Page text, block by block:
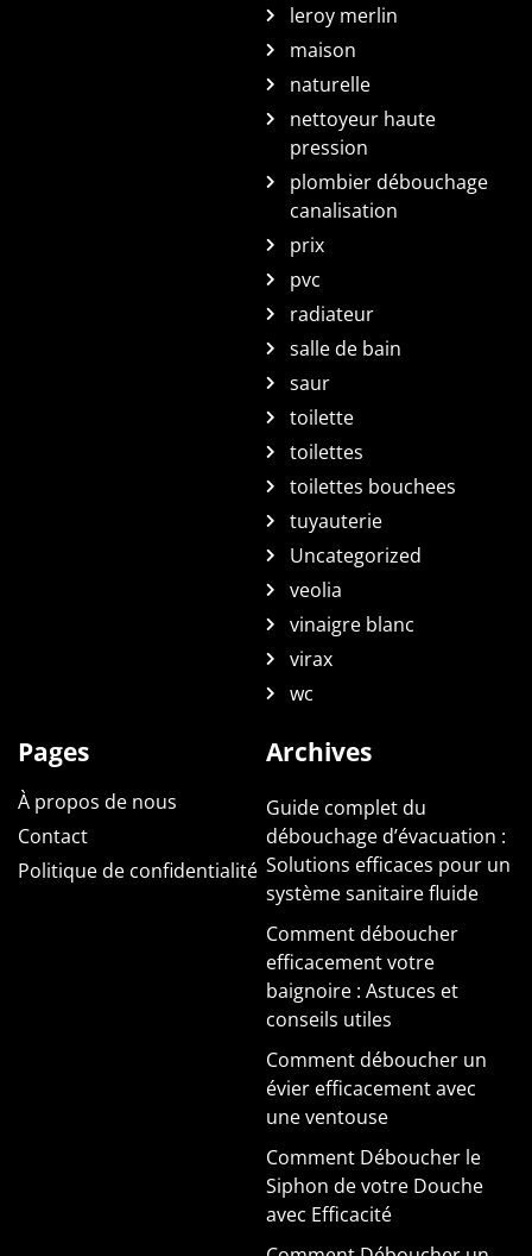
leroy merlin
maison
naturelle
nettoyeur haute
pression
plombier débouchage
canalisation
prix
pvc
radiateur
salle de bain
saur
toilette
toilettes
toilettes bouchees
tuyauterie
Uncategorized
veolia
vinaigre blanc
virax
wc
Pages
À propos de nous
Contact
Politique de confidentialité
Archives
Guide complet du
débouchage d’évacuation :
Solutions efficaces pour un
système sanitaire fluide
Comment déboucher
efficacement votre
baignoire : Astuces et
conseils utiles
Comment déboucher un
évier efficacement avec
une ventouse
Comment Déboucher le
Siphon de votre Douche
avec Efficacité